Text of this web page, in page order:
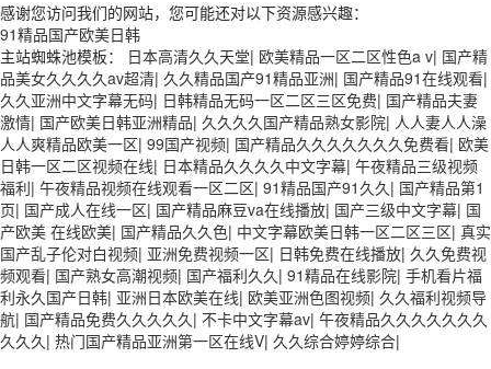
感谢您访问我们的网站，您可能还对以下资源感兴趣：
91精品国产欧美日韩
主站蜘蛛池模板： 日本高清久久天堂| 欧美精品一区二区性色a v| 国产精
品美女久久久久av超清| 久久精品国产91精品亚洲| 国产精品91在线观看|
久久亚洲中文字幕无码| 日韩精品无码一区二区三区免费| 国产精品夫妻
激情| 国产欧美日韩亚洲精品| 久久久久国产精品熟女影院| 人人妻人人澡
人人爽精品欧美一区| 99国产视频| 国产精品久久久久久久久免费看| 欧美
日韩一区二区视频在线| 日本精品久久久久中文字幕| 午夜精品三级视频
福利| 午夜精品视频在线观看一区二区| 91精品国产91久久| 国产精品第1
页| 国产成人在线一区| 国产精品麻豆va在线播放| 国产三级中文字幕| 国
产欧美 在线欧美| 国产精品久久色| 中文字幕欧美日韩一区二区三区| 真实
国产乱子伦对白视频| 亚洲免费视频一区| 日韩免费在线播放| 久久免费视
频观看| 国产熟女高潮视频| 国产福利久久| 91精品在线影院| 手机看片福
利永久国产日韩| 亚洲日本欧美在线| 欧美亚洲色图视频| 久久福利视频导
航| 国产精品免费久久久久久| 不卡中文字幕av| 午夜精品久久久久久久久
久久久| 热门国产精品亚洲第一区在线V| 久久综合婷婷综合|